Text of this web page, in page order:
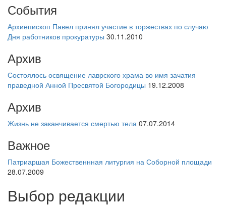
События
Архиепископ Павел принял участие в торжествах по случаю
Дня работников прокуратуры 30.11.2010
Архив
Состоялось освящение лаврского храма во имя зачатия
праведной Анной Пресвятой Богородицы 19.12.2008
Архив
Жизнь не заканчивается смертью тела 07.07.2014
Важное
Патриаршая Божественнная литургия на Соборной площади
28.07.2009
Выбор редакции